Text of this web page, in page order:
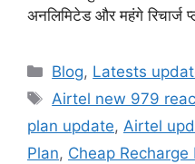
अनलिमिटेड और महंगे रिचार्ज
Categories
Blog, Latests
Tags
Airtel new 979
plan update, Airtel
Plan, Cheap Recharge